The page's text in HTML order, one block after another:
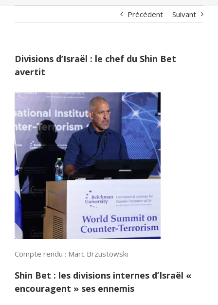
Précédent Suivant
Divisions d’Israël : le chef du Shin Bet
avertit
Compte rendu : Marc Brzustowski
Shin Bet : les divisions internes d’Israël «
encouragent » ses ennemis